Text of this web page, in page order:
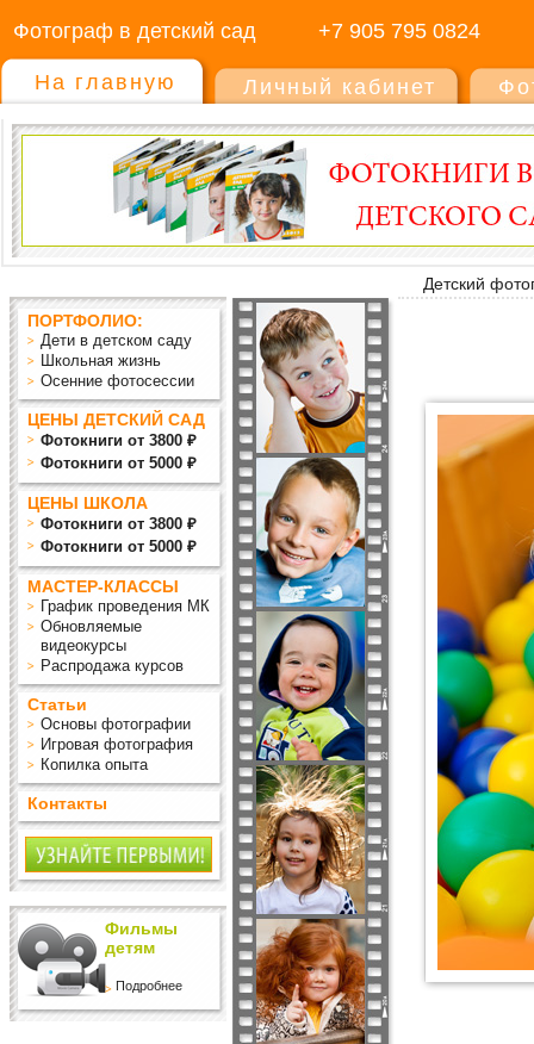
Фотограф в детский сад +7 905 795 0824
На главную Личный кабинет
Детский
ПОРТФОЛИО:
Дети в детском саду
Школьная жизнь
Осенние фотосессии
ЦЕНЫ ДЕТСКИЙ САД
Фотокниги от 3800 ₽
Фотокниги от 5000 ₽
ЦЕНЫ ШКОЛА
Фотокниги от 3800 ₽
Фотокниги от 5000 ₽
МАСТЕР-КЛАССЫ
График проведения МК
Обновляемые
видеокурсы
Распродажа курсов
Статьи
Основы фотографии
Игровая фотография
Копилка опыта
Контакты
Фильмы
детям
Подробнее